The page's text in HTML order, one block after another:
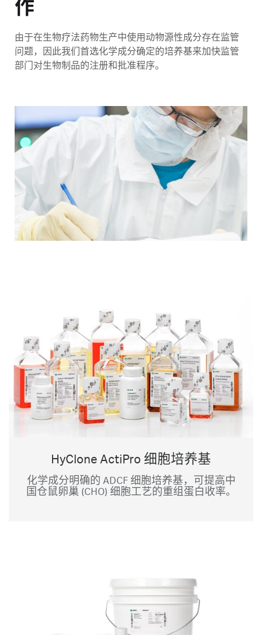
作
由于在生物疗法药物生产中使用动物源性成分存在监管
问题，因此我们首选化学成分确定的培养基来加快监管
部门对生物制品的注册和批准程序。
HyClone ActiPro 细胞培养基
化学成分明确的 ADCF 细胞培养基，可提高中
国仓鼠卵巢 (CHO) 细胞工艺的重组蛋白收率。